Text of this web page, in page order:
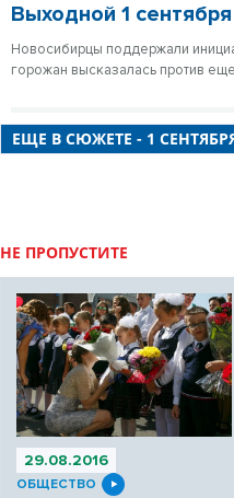
Выходной 1
Новосибирцы поддержали
горожан высказалась против
ЕЩЕ В СЮЖЕТЕ - 1
НЕ ПРОПУСТИТЕ
29.08.2016
ОБЩЕСТВО